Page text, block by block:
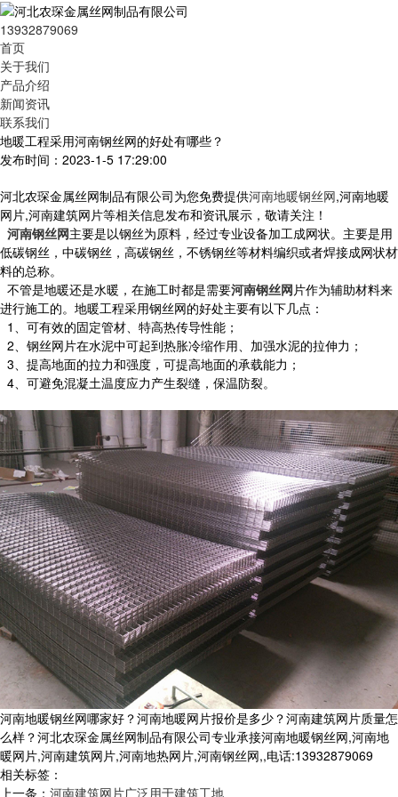
13932879069
首页
关于我们
产品介绍
新闻资讯
联系我们
地暖工程采用河南钢丝网的好处有哪些？
发布时间：2023-1-5 17:29:00
河北农琛金属丝网制品有限公司为您免费提供河南地暖钢丝网,河南地暖
网片,河南建筑网片等相关信息发布和资讯展示，敬请关注！
河南钢丝网主要是以钢丝为原料，经过专业设备加工成网状。主要是用
低碳钢丝，中碳钢丝，高碳钢丝，不锈钢丝等材料编织或者焊接成网状材
料的总称。
不管是地暖还是水暖，在施工时都是需要河南钢丝网片作为辅助材料来
进行施工的。地暖工程采用钢丝网的好处主要有以下几点：
1、可有效的固定管材、特高热传导性能；
2、钢丝网片在水泥中可起到热胀冷缩作用、加强水泥的拉伸力；
3、提高地面的拉力和强度，可提高地面的承载能力；
4、可避免混凝土温度应力产生裂缝，保温防裂。
河南地暖钢丝网哪家好？河南地暖网片报价是多少？河南建筑网片质量怎
么样？河北农琛金属丝网制品有限公司专业承接河南地暖钢丝网,河南地
暖网片,河南建筑网片,河南地热网片,河南钢丝网,,电话:13932879069
相关标签：
上一条： 河南建筑网片广泛用于建筑工地